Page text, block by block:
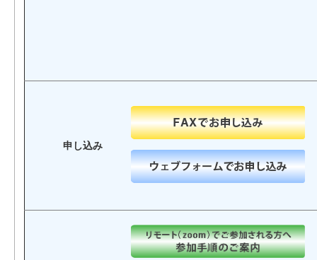
申し込み